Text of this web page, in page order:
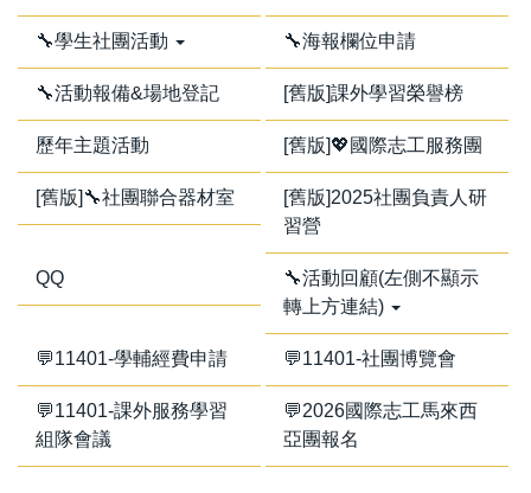
🔧學生社團活動 🔧海報欄位申請
🔧活動報備&場地登記 [舊版]課外學習榮譽榜
歷年主題活動 [舊版]💖國際志工服務團
[舊版]🔧社團聯合器材室
[舊版]2025社團負責人研
習營
QQ
🔧活動回顧(左側不顯示
轉上方連結)
💬11401-學輔經費申請 💬11401-社團博覽會
💬11401-課外服務學習
組隊會議
💬2026國際志工馬來西
亞團報名